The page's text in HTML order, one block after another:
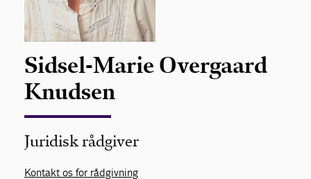
Sidsel-Marie Overgaard
Knudsen
Juridisk rådgiver
Kontakt os for rådgivning